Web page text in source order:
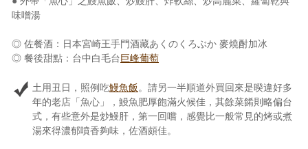
味噌湯
◎ 佐餐酒：日本宮崎王手門酒藏あくのくろぶか 麥燒酎加冰
◎ 餐後甜點：台中白毛台巨峰葡萄
土用丑日，照例吃鰻魚飯。請另一半順道外買回來是暌違好多
年的老店「魚心」，鰻魚肥厚飽滿火候佳，其餘菜餚則略偏台
式，有些意外是炒鰻肝，第一回嚐，感覺比一般常見的烤或煮
湯來得濃郁噴香夠味，佐酒頗佳。